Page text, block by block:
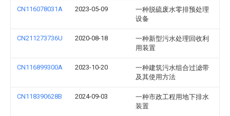
CN116078031A 2023-05-09
一种脱硫废水零排预处理
设备
CN211273736U 2020-08-18
一种新型污水处理回收利
用装置
CN116899300A 2023-10-20
一种建筑污水组合过滤带
及其使用方法
CN118390628B 2024-09-03
一种市政工程用地下排水
装置